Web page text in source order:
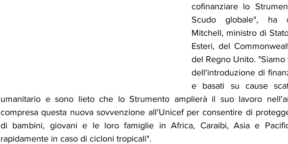
cofinanziare lo
Scudo globale", ha
Mitchell, ministro di
Esteri, del
del Regno Unito.
dell'introduzione di
e basati su cause
umanitario e sono lieto che lo Strumento amplierà il suo lavoro
compresa questa nuova sovvenzione all'Unicef per consentire di
di bambini, giovani e le loro famiglie in Africa, Caraibi, Asia e
rapidamente in caso di cicloni tropicali".